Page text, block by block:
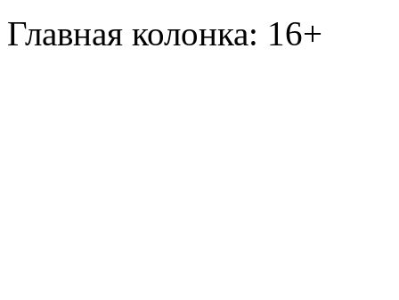
Главная колонка: 16+